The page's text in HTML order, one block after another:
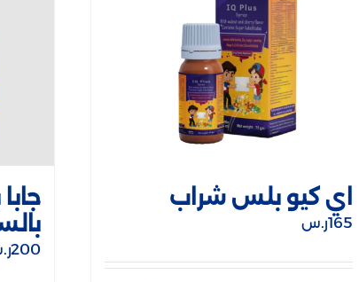
اي كيو بلس شراب
165ر.س
200